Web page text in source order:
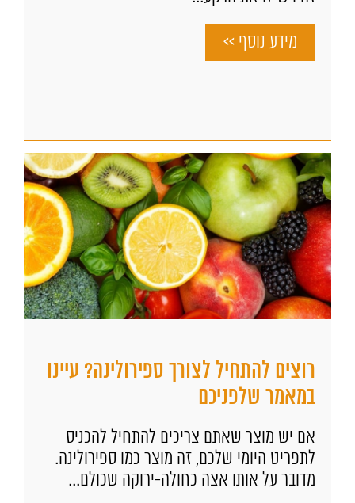
מידע נוסף >>
רוצים להתחיל לצורך ספירולינה? עיינו
במאמר שלפניכם
אם יש מוצר שאתם צריכים להתחיל להכניס
לתפריט היומי שלכם, זה מוצר כמו ספירולינה.
מדובר על אותו אצה כחולה-ירוקה שכולם...